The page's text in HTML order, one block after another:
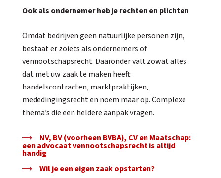
Ook als ondernemer heb je rechten en plichten
Omdat bedrijven geen natuurlijke personen zijn,
bestaat er zoiets als ondernemers of
vennootschapsrecht. Daaronder valt zowat alles
dat met uw zaak te maken heeft:
handelscontracten, marktpraktijken,
mededingingsrecht en noem maar op. Complexe
thema’s die een heldere aanpak vragen.
NV, BV (voorheen BVBA), CV en Maatschap:
een advocaat vennootschapsrecht is altijd
handig
Wil je een eigen zaak opstarten?